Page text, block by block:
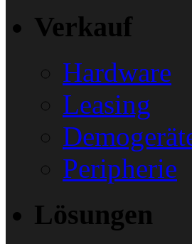
Verkauf
Hardware
Leasing
Peripherie
Lösungen